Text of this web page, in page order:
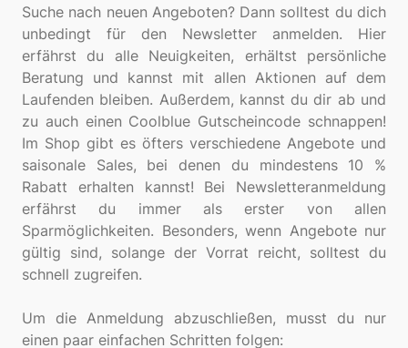
Suche nach neuen Angeboten? Dann solltest du dich
unbedingt für den Newsletter anmelden. Hier
erfährst du alle Neuigkeiten, erhältst persönliche
Beratung und kannst mit allen Aktionen auf dem
Laufenden bleiben. Außerdem, kannst du dir ab und
zu auch einen Coolblue Gutscheincode schnappen!
Im Shop gibt es öfters verschiedene Angebote und
saisonale Sales, bei denen du mindestens 10 %
Rabatt erhalten kannst! Bei Newsletteranmeldung
erfährst du immer als erster von allen
Sparmöglichkeiten. Besonders, wenn Angebote nur
gültig sind, solange der Vorrat reicht, solltest du
schnell zugreifen.
Um die Anmeldung abzuschließen, musst du nur